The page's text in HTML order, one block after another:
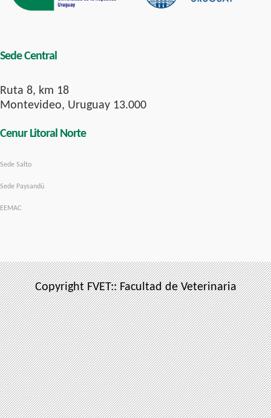
Sede Central
Ruta 8, km 18
Montevideo, Uruguay 13.000
Cenur Litoral Norte
Sede Salto
Sede Paysandú
EEMAC
Copyright FVET:: Facultad de Veterinaria